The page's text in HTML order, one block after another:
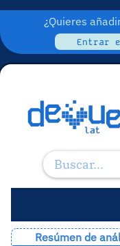
¿Quieres
Entrar
Resúmen de